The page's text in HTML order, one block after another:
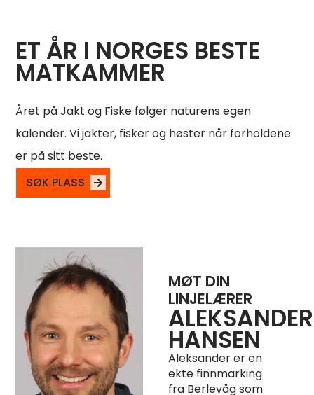
ET ÅR I NORGES BESTE
MATKAMMER
Året på Jakt og Fiske følger naturens egen
kalender. Vi jakter, fisker og høster når forholdene
er på sitt beste.
SØK PLASS
MØT DIN
LINJELÆRER
ALEKSANDER
HANSEN
Aleksander er en
ekte finnmarking
fra Berlevåg som